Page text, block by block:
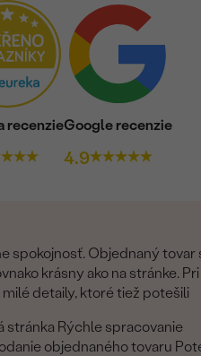
recenzieGoogle recenzie
4.9
spokojnosť. Objednaný tovar
krásny ako na stránke. Pri
detaily, ktoré tiež potešili
stránka Rýchle spracovanie
objednaného tovaru